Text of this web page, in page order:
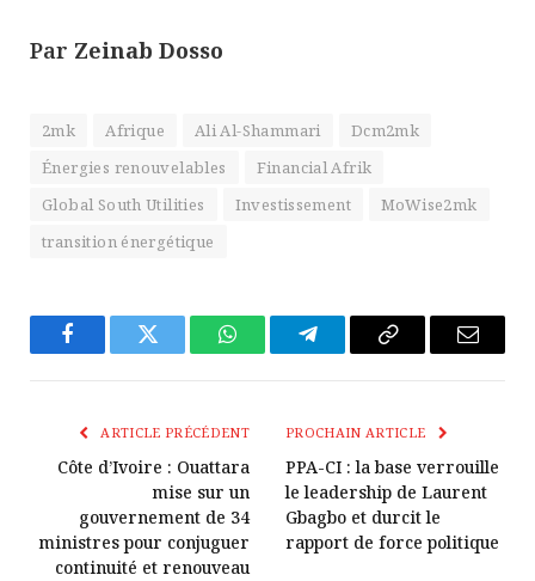
Par Zeinab Dosso
2mk Afrique Ali Al-Shammari
Dcm2mk
Énergies renouvelables
Financial Afrik
Global South Utilities
Investissement
MoWise2mk
transition énergétique
FacebookTwitter WhatsAppTélégrammeCopier
Lien
E-
ARTICLE PRÉCÉDENT
Côte d’Ivoire : Ouattara
mise sur un
gouvernement de 34
ministres pour conjuguer
continuité et renouveau
PROCHAIN ARTICLE
PPA-CI : la base verrouille
le leadership de Laurent
Gbagbo et durcit le
rapport de force politique